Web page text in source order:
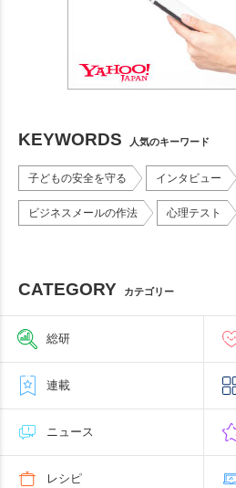
KEYWORDS 人気のキーワード
子どもの安全を守る インタビュー
ビジネスメールの作法 心理テスト
CATEGORY カテゴリー
総研
連載
ニュース
レシピ